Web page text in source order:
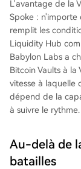
L'avantage de la
Spoke : n'importe
remplit les
Liquidity Hub
Babylon Labs a
Bitcoin Vaults à
vitesse à laquelle
dépend de la
à suivre le rythme.
Au-delà de
batailles